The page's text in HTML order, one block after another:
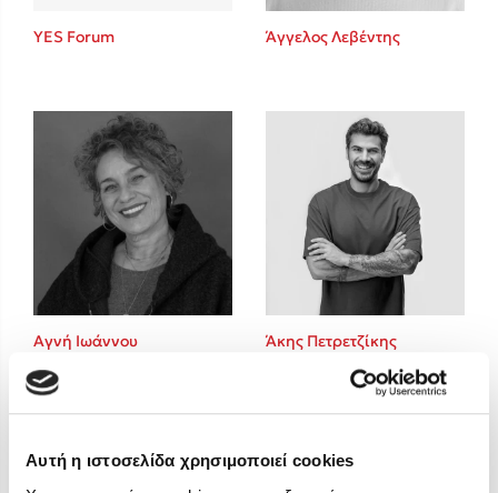
Αυτή η ιστοσελίδα χρησιμοποιεί cookies
Sebastian Fitzek
Κατρίνα Τσάνταλη
Lucinda Riley
Mimi Matthews
Benzamin Bécue
Rebecca Yarros
Teo Benedetti
Τζένη Κουτσοδημητροπούλου
Ali Hazelwood
Cori Doerrfeld
Pierdomenico Baccalario
Δανάη Ιμπραχήμ
YES Forum Άγγελος Λεβέντης
Αγνή Ιωάννου Άκης Πετρετζίκης